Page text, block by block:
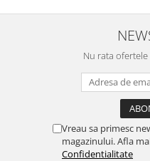
Nu rata
Vreau sa primesc
magazinului. Afla
Confidentialitate